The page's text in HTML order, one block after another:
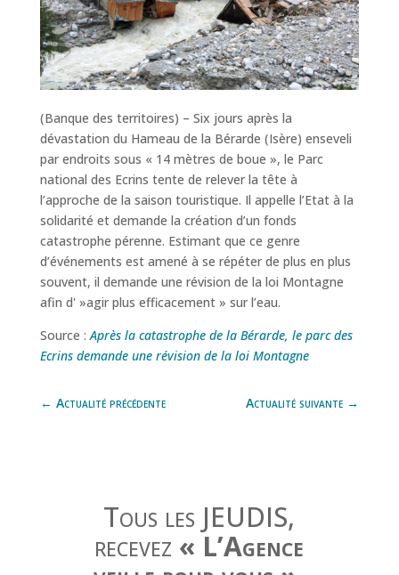
(Banque des territoires) – Six jours après la
dévastation du Hameau de la Bérarde (Isère) enseveli
par endroits sous « 14 mètres de boue », le Parc
national des Ecrins tente de relever la tête à
l’approche de la saison touristique. Il appelle l’Etat à la
solidarité et demande la création d’un fonds
catastrophe pérenne. Estimant que ce genre
d’événements est amené à se répéter de plus en plus
souvent, il demande une révision de la loi Montagne
afin d' »agir plus efficacement » sur l’eau.
Source :Après la catastrophe de la Bérarde, le parc des
Ecrins demande une révision de la loi Montagne
← Actualité précédente Actualité suivante →
Tous les JEUDIS,
recevez « L’Agence